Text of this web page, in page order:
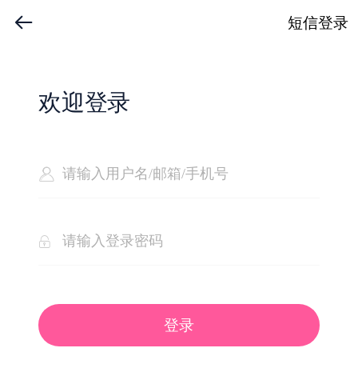
短信登录
欢迎登录
登录